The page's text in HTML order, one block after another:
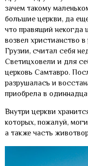
зачем такому
большие церкви, да
что правящий некогда
возвел христианство
Грузии, считал себя
Светицховели и для
церковь Самтавро.
разрушалась и
приобрела в
Внутри церкви
которых, пожалуй,
а также часть